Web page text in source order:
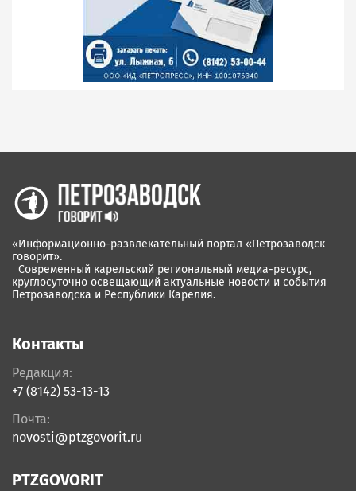
«Информационно-развлекательный портал «Петрозаводск
говорит».
Современный карельский региональный медиа-ресурс,
круглосуточно освещающий актуальные новости и события
Петрозаводска и Республики Карелия.
Контакты
Редакция:
+7 (8142) 53-13-13
Почта:
novosti@ptzgovorit.ru
PTZGOVORIT